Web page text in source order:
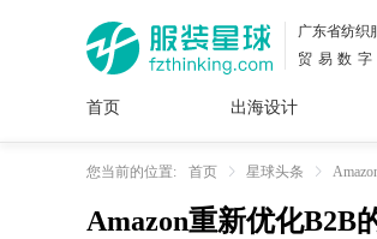
广东省纺织
贸易数
首页 出海设计
面料
花型
插画
图案
服装
设计
您当前的位置: 首页 星球头条
Amazon重新优化B2B